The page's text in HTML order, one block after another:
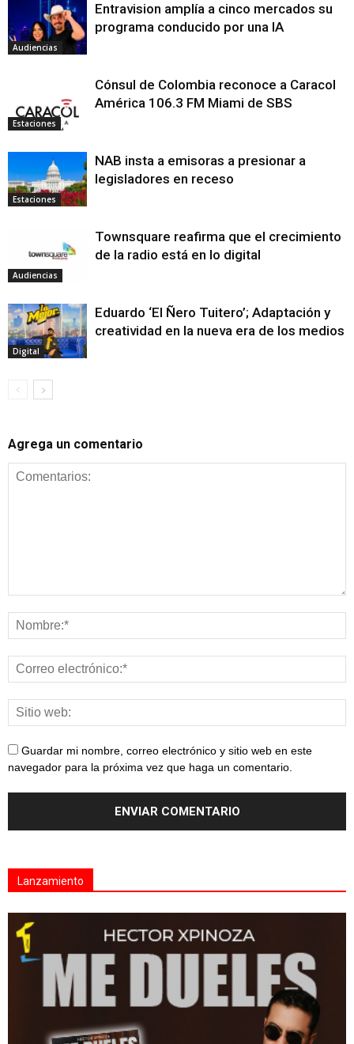
Audiencias
Entravision amplía a cinco mercados su
programa conducido por una IA
Estaciones
Cónsul de Colombia reconoce a Caracol
América 106.3 FM Miami de SBS
Estaciones
NAB insta a emisoras a presionar a
legisladores en receso
Audiencias
Townsquare reafirma que el crecimiento
de la radio está en lo digital
Digital
Eduardo ‘El Ñero Tuitero’; Adaptación y
creatividad en la nueva era de los medios
Agrega un comentario
Guardar mi nombre, correo electrónico y sitio web en este
navegador para la próxima vez que haga un comentario.
Lanzamiento